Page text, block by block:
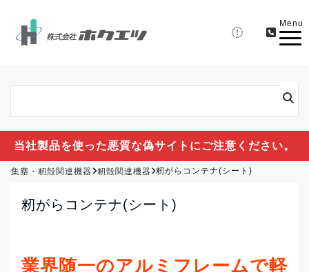
Menu
当社製品を使った悪質な偽サイトにご注意ください。
集塵・籾殻関連機器 籾殻関連機器 籾がらコンテナ(シート)
籾がらコンテナ(シート)
業界随一のアルミフレームで軽